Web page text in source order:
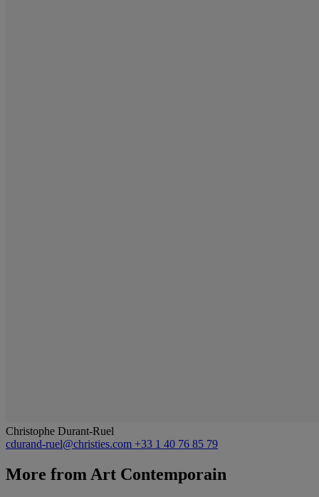
Christophe Durant-Ruel
cdurand-ruel@christies.com +33 1 40 76 85 79
More from Art Contemporain